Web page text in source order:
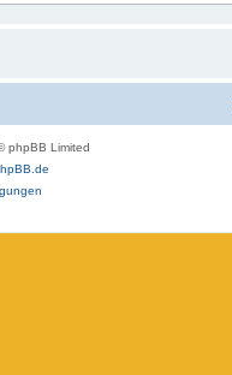
phpBB Limited